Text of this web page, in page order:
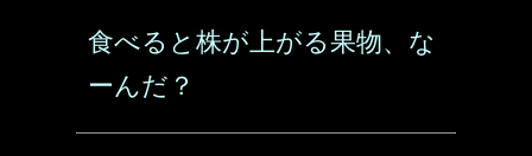
食べると株が上がる果物、な
ーんだ？